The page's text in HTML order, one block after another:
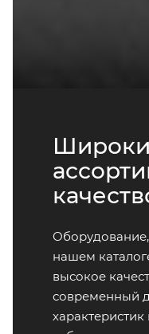
нашем
высокое
современный